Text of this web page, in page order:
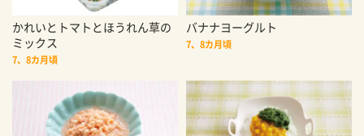
かれいとトマトとほうれん草の
ミックス
7、8カ月頃
バナナヨーグルト
7、8カ月頃